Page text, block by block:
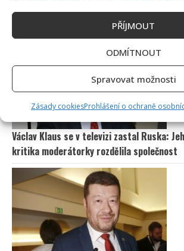
PŘÍJMOUT
ODMÍTNOUT
Spravovat možnosti
Zásady cookiesProhlášení o ochraně
Václav Klaus se v televizi zastal Ruska:
kritika moderátorky rozdělila společnost